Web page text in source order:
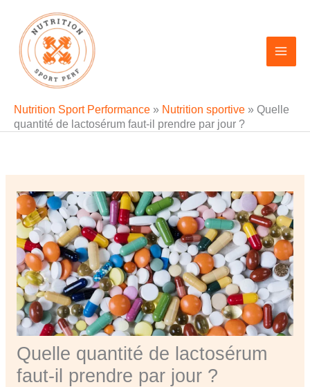
contenu
Nutrition Sport Performance » Nutrition sportive » Quelle
quantité de lactosérum faut-il prendre par jour ?
Quelle quantité de lactosérum
faut-il prendre par jour ?